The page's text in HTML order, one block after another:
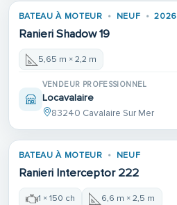
BATEAU À MOTEUR NEUF 2026
Ranieri Shadow 19
5,65 m × 2,2 m
VENDEUR PROFESSIONNEL
Locavalaire
83240 Cavalaire Sur Mer
BATEAU À MOTEUR NEUF
Ranieri Interceptor 222
1 × 150 ch 6,6 m × 2,5 m